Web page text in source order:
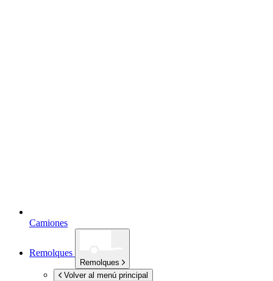
Camiones
Remolques
Remolques
Volver al menú principal